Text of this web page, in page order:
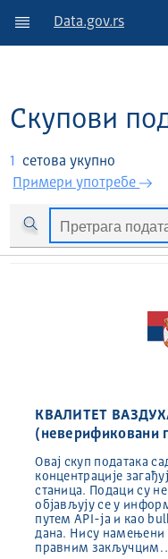
Data.gov.rs
Скупови
1
сетова укупно
Примери употребе
КВАЛИТЕТ
(неверификовани
Овај скуп података
концентрације
станица. Подаци су
објављују се у
путем API-ја и као
дана. Нису намењени
правним